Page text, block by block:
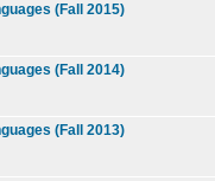
(Fall 2015)
(Fall 2014)
(Fall 2013)